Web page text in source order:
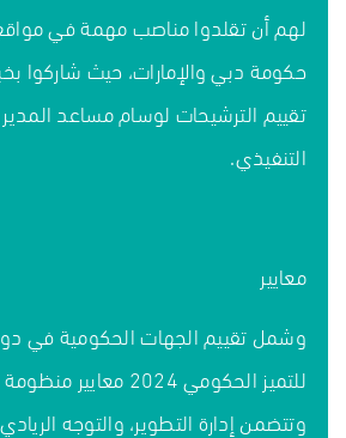
لهم أن تقلدوا مناصب مهمة في
حكومة دبي والإمارات، حيث شاركوا
تقييم الترشيحات لوسام مساعد المدير
التنفيذي.
معايير
وشمل تقييم الجهات الحكومية في
للتميز الحكومي 2024
وتتضمن إدارة التطوير، والتوجه